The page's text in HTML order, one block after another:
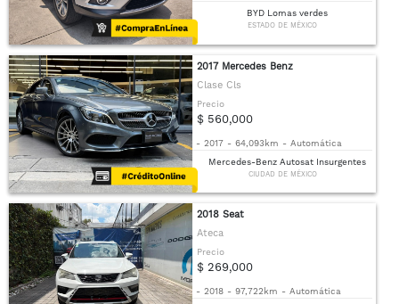
BYD Lomas verdes
ESTADO DE MÉXICO
2017 Mercedes Benz
Clase Cls
Precio
$ 560,000
- 2017 - 64,093km - Automática
Mercedes-Benz Autosat Insurgentes
CIUDAD DE MÉXICO
2018 Seat
Ateca
Precio
$ 269,000
- 2018 - 97,722km - Automática